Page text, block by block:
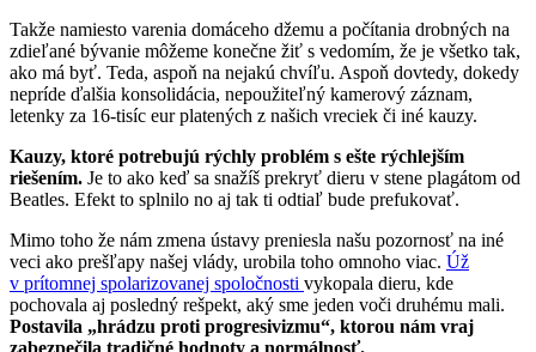
Takže namiesto varenia domáceho džemu a počítania drobných na
zdieľané bývanie môžeme konečne žiť s vedomím, že je všetko tak,
ako má byť. Teda, aspoň na nejakú chvíľu. Aspoň dovtedy, dokedy
nepríde ďalšia konsolidácia, nepoužiteľný kamerový záznam,
letenky za 16-tisíc eur platených z našich vreciek či iné kauzy.
Kauzy, ktoré potrebujú rýchly problém s ešte rýchlejším
riešením. Je to ako keď sa snažíš prekryť dieru v stene plagátom od
Beatles. Efekt to splnilo no aj tak ti odtiaľ bude prefukovať.
Mimo toho že nám zmena ústavy preniesla našu pozornosť na iné
veci ako prešľapy našej vlády, urobila toho omnoho viac. Úž
v prítomnej spolarizovanej spoločnosti vykopala dieru, kde
pochovala aj posledný rešpekt, aký sme jeden voči druhému mali.
Postavila „hrádzu proti progresivizmu“, ktorou nám vraj
zabezpečila tradičné hodnoty a normálnosť.